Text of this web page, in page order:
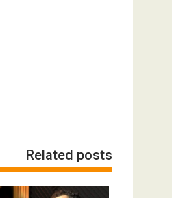
Related posts